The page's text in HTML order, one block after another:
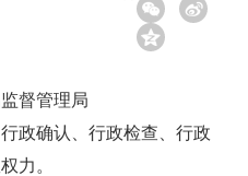
督管理局
政确认、行政检查、行政
力。